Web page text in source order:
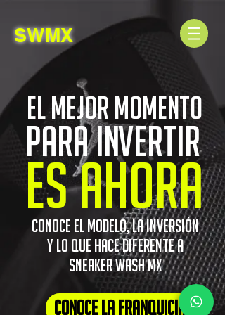
SWMX
el mejor momento
para invertir
es ahora
conoce el modelo, lainversión
y lo que hace diferente a
sneaker wash mx
conoce la franquicia